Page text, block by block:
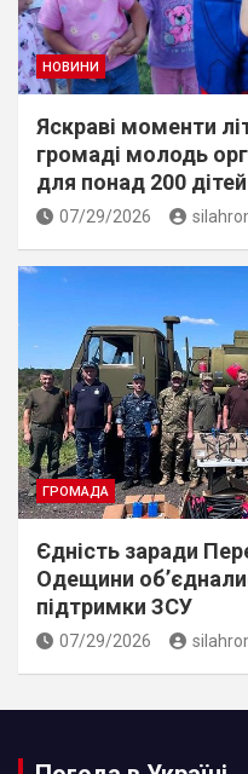
НОВИНИ
Яскраві моменти
громаді молодь
для понад 200 дітей
07/29/2026
ГРОМАДА
Єдність заради
Одещини
підтримки ЗСУ
07/29/2026